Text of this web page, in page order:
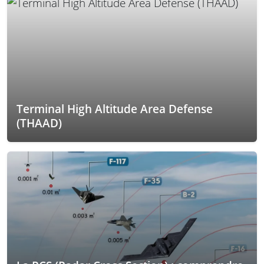
Terminal High Altitude Area Defense
(THAAD)